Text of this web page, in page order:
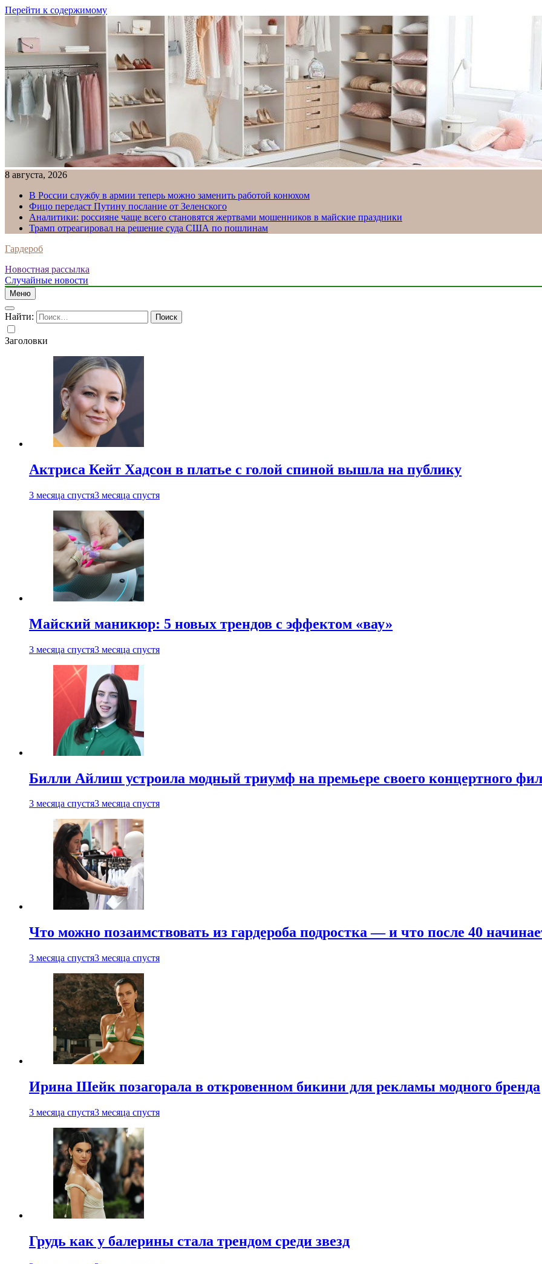
Перейти к содержимому
8 августа, 2026
В России службу в армии теперь можно заменить работой конюхом
Фицо передаст Путину послание от Зеленского
Аналитики: россияне чаще всего становятся жертвами мошенников в майские праздники
Трамп отреагировал на решение суда США по пошлинам
Гардероб
Новостная рассылка
Случайные новости
Меню
Найти:
Заголовки
Актриса Кейт Хадсон в платье с голой спиной вышла на публику
3 месяца спустя3 месяца спустя
Майский маникюр: 5 новых трендов с эффектом «вау»
3 месяца спустя3 месяца спустя
Билли Айлиш устроила модный триумф на премьере своего концертного
3 месяца спустя3 месяца спустя
Что можно позаимствовать из гардероба подростка — и что после 40
3 месяца спустя3 месяца спустя
Ирина Шейк позагорала в откровенном бикини для рекламы модного бренда
3 месяца спустя3 месяца спустя
Грудь как у балерины стала трендом среди звезд